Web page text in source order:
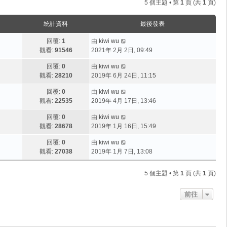
5 個主題 • 第 1 頁 (共 1 頁)
統計資料 最後發表
回覆: 1
觀看: 91546
由 kiwi wu
2021年 2月 2日, 09:49
回覆: 0
觀看: 28210
由 kiwi wu
2019年 6月 24日, 11:15
回覆: 0
觀看: 22535
由 kiwi wu
2019年 4月 17日, 13:46
回覆: 0
觀看: 28678
由 kiwi wu
2019年 1月 16日, 15:49
回覆: 0
觀看: 27038
由 kiwi wu
2019年 1月 7日, 13:08
5 個主題 • 第 1 頁 (共 1 頁)
前往